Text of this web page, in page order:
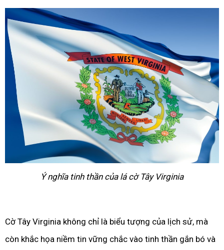
Ý nghĩa tinh thần của lá cờ Tây Virginia
Cờ Tây Virginia không chỉ là biểu tượng của lịch sử, mà
còn khắc họa niềm tin vững chắc vào tinh thần gắn bó và